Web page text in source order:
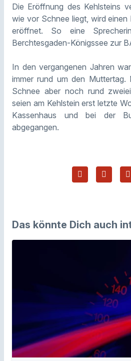
Die Eröffnung des Kehlsteins
wie vor Schnee liegt, wird
eröffnet. So eine
Berchtesgaden-Königssee zur
In den vergangenen Jahren
immer rund um den
Schnee aber noch rund
seien am Kehlstein erst letzte
Kassenhaus und bei der
abgegangen.
Das könnte Dich auch